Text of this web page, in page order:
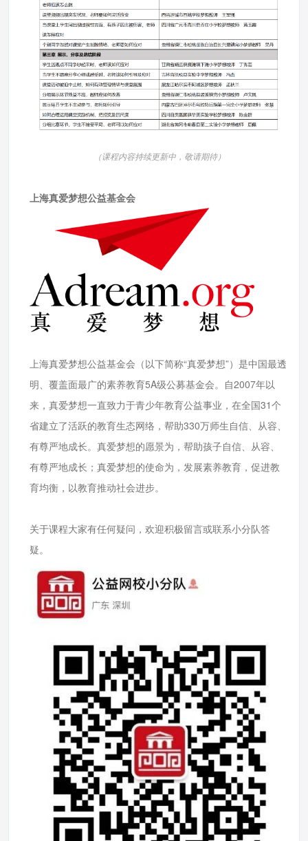
（课程内容持续更新中，敬请期待）
上海真爱梦想公益基金会
上海真爱梦想公益基金会（以下简称“真爱梦想”）是中国最透
明、覆盖面最广的素养教育5A级公募基金会。自2007年以
来，真爱梦想一直致力于青少年教育公益事业，在全国31个
省建立了活跃的教育生态网络，帮助330万师生自信、从容、
有尊严地成长。真爱梦想的愿景为，帮助孩子自信、从容、
有尊严地成长；真爱梦想的使命为，发展素养教育，促进教
育均衡，以教育推动社会进步。
关于课程大家有任何疑问，欢迎积极留言或联系小分队答
疑。